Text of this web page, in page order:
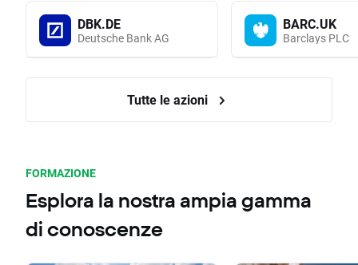
DBK.DE
Deutsche Bank AG
BARC.UK
Barclays PLC
Tutte le azioni
FORMAZIONE
Esplora la nostra ampia gamma
di conoscenze